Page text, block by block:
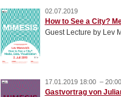
02.07.2019
How to See a City?
Guest Lecture by Lev
17.01.2019 18:00 – 20:00
Gastvortrag von